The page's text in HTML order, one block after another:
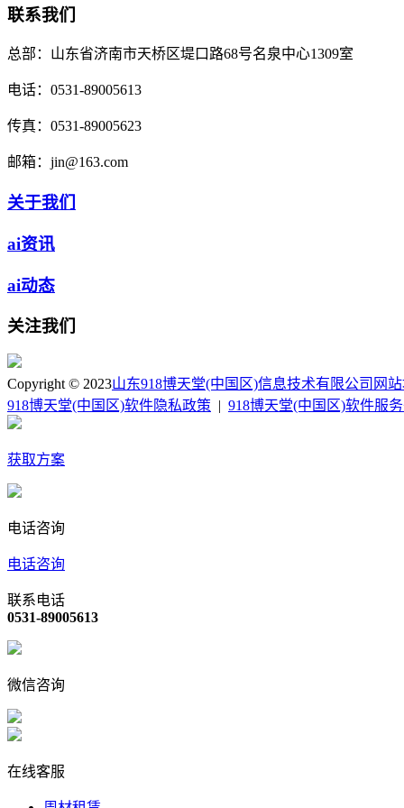
联系我们
总部： 山东省济南市天桥区堤口路68号名泉中心1309室
电话： 0531-89005613
传真： 0531-89005623
邮箱： jin@163.com
关于我们
ai资讯
ai动态
关注我们
Copyright © 2023山东918博天堂(中国区)信息技术有限公司 网
918博天堂(中国区)软件隐私政策 | 918博天堂(中国区)软件服
获取方案
电话咨询
电话咨询
联系电话
0531-89005613
微信咨询
在线客服